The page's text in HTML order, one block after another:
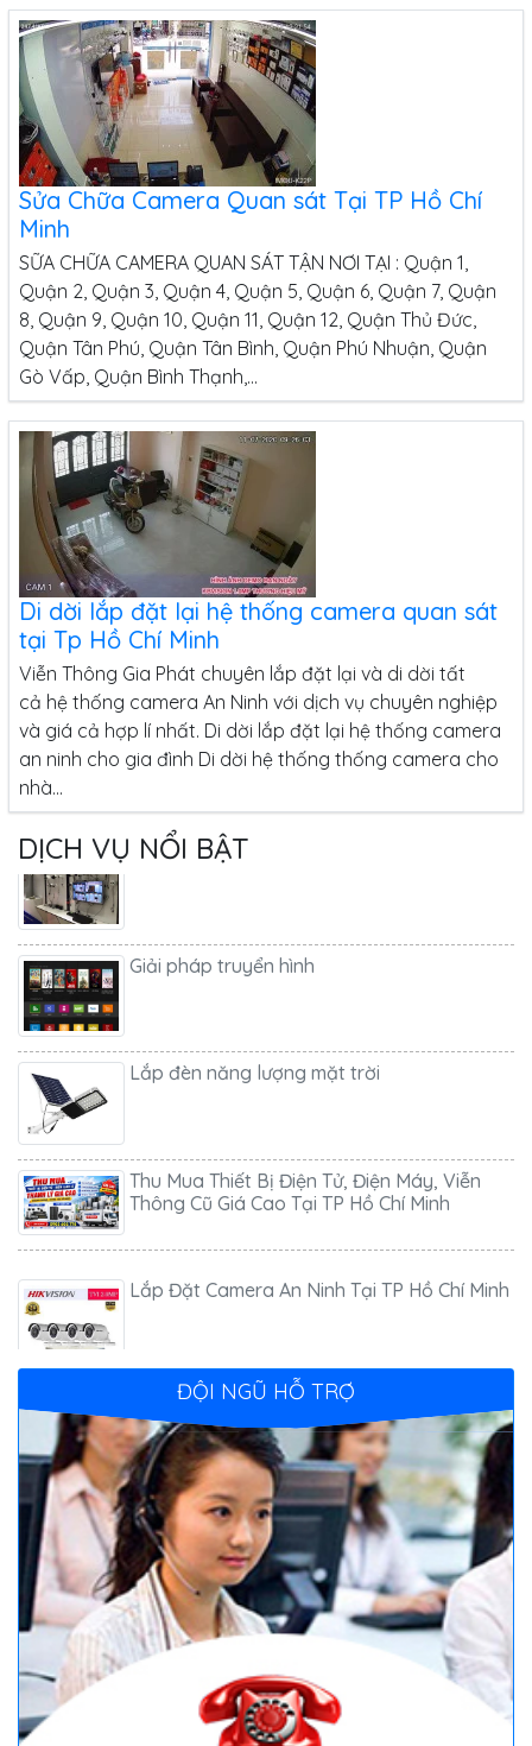
Sửa Chữa Camera Quan sát Tại TP Hồ Chí
Minh
SỮA CHỮA CAMERA QUAN SÁT TẬN NƠI TẠI : Quận 1,
Quận 2, Quận 3, Quận 4, Quận 5, Quận 6, Quận 7, Quận
8, Quận 9, Quận 10, Quận 11, Quận 12, Quận Thủ Đức,
Quận Tân Phú, Quận Tân Bình, Quận Phú Nhuận, Quận
Gò Vấp, Quận Bình Thạnh,...
Di dời lắp đặt lại hệ thống camera quan sát
tại Tp Hồ Chí Minh
Viễn Thông Gia Phát chuyên lắp đặt lại và di dời tất
cả hệ thống camera An Ninh với dịch vụ chuyên nghiệp
và giá cả hợp lí nhất. Di dời lắp đặt lại hệ thống camera
an ninh cho gia đình Di dời hệ thống thống camera cho
nhà...
DỊCH VỤ NỔI BẬT
Lắp Đặt Camera An Ninh Tại TP Hồ Chí Minh
Lắp camera quan sát
Thông Cũ Giá Cao Tại TP Hồ Chí Minh
Lắp Đặt Camera An Ninh Tại TP Hồ Chí Minh
Lắp camera quan sát
Giải pháp truyển hình
Lắp đèn năng lượng mặt trời
Thu Mua Thiết Bị Điện Tử, Điện Máy, Viễn
Thông Cũ Giá Cao Tại TP Hồ Chí Minh
ĐỘI NGŨ HỖ TRỢ